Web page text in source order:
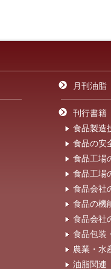
月刊油脂
刊行書籍
食品製造
食品の安
食品工場
食品工場
食品会社
食品の機
食品会社
食品包装
農業・水
油脂関連